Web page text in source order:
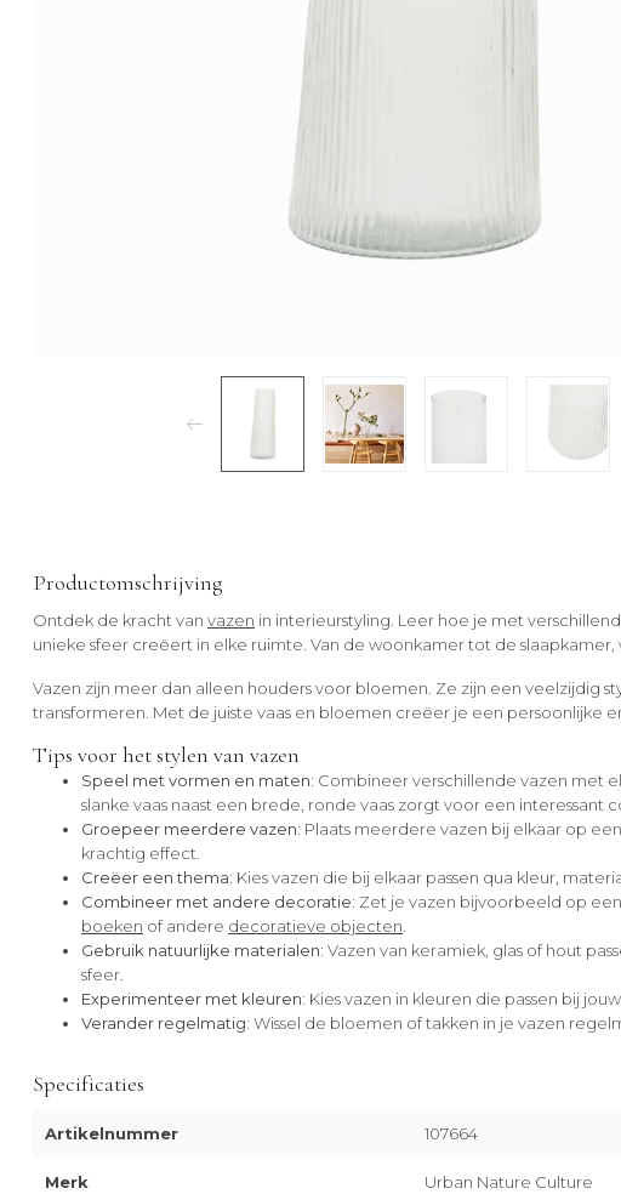
Productomschrijving
Ontdek de kracht van vazen in interieurstyling. Leer hoe je met
unieke sfeer creëert in elke ruimte. Van de woonkamer tot de slaapkamer,
Vazen zijn meer dan alleen houders voor bloemen. Ze zijn een veelzijdig
transformeren. Met de juiste vaas en bloemen creëer je een persoonlijke
Tips voor het stylen van vazen
Speel met vormen en maten: Combineer verschillende vazen met
slanke vaas naast een brede, ronde vaas zorgt voor een interessant
Groepeer meerdere vazen: Plaats meerdere vazen bij elkaar op
krachtig effect.
Creëer een thema: Kies vazen die bij elkaar passen qua kleur,
Combineer met andere decoratie: Zet je vazen bijvoorbeeld op
boeken of andere decoratieve objecten
Gebruik natuurlijke materialen: Vazen van keramiek, glas of hout
sfeer.
Experimenteer met kleuren: Kies vazen in kleuren die passen bij
Verander regelmatig: Wissel de bloemen of takken in je vazen
Specificaties
Artikelnummer 107664
Merk Urban Nature Culture